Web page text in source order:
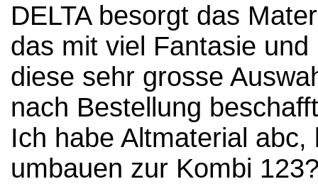
DELTA besorgt das
das mit viel Fantasie
diese sehr grosse
nach Bestellung
Ich habe Altmaterial
umbauen zur Kombi